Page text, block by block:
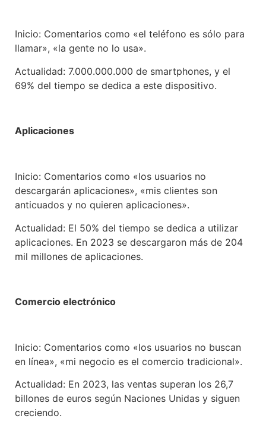
Inicio: Comentarios como «el teléfono es sólo para
llamar», «la gente no lo usa».
Actualidad: 7.000.000.000 de smartphones, y el
69% del tiempo se dedica a este dispositivo.
Aplicaciones
Inicio: Comentarios como «los usuarios no
descargarán aplicaciones», «mis clientes son
anticuados y no quieren aplicaciones».
Actualidad: El 50% del tiempo se dedica a utilizar
aplicaciones. En 2023 se descargaron más de 204
mil millones de aplicaciones.
Comercio electrónico
Inicio: Comentarios como «los usuarios no buscan
en línea», «mi negocio es el comercio tradicional».
Actualidad: En 2023, las ventas superan los 26,7
billones de euros según Naciones Unidas y siguen
creciendo.